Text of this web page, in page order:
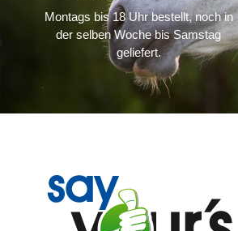
Montags bis 18 Uhr bestellt, noch in
der selben Woche bis Samstag
geliefert.